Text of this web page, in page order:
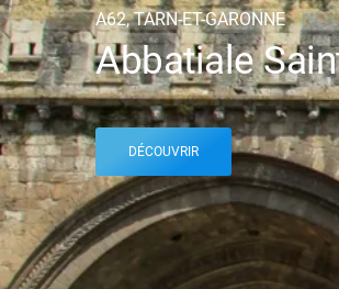
A62, TARN-ET-GARONNE
Abbatiale
DÉCOUVRIR